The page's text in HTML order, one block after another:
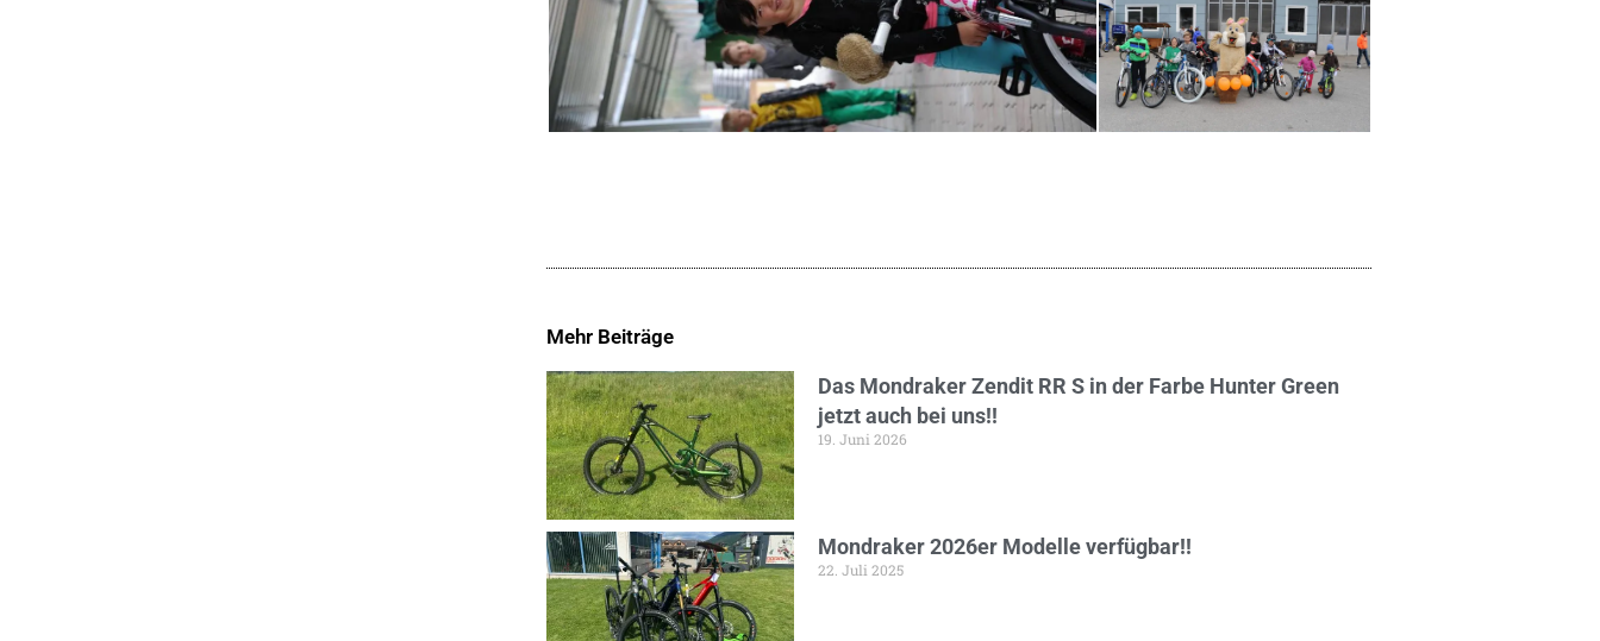
Mehr Beiträge
Das Mondraker Zendit RR S in der Farbe Hunter Green
jetzt auch bei uns!!
19. Juni 2026
Mondraker 2026er Modelle verfügbar!!
22. Juli 2025